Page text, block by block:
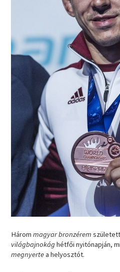
Hárommagyar bronzérem
világbajnokághétfői nyitónapján,
megnyertea helyosztót.